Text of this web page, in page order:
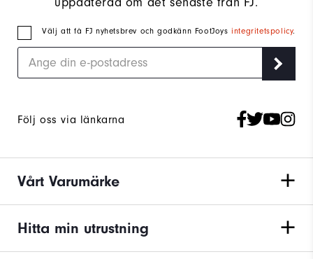
Välj att få FJ nyhetsbrev och godkänn FootJoysintegritetspolicy.
Följ oss via länkarna
Vårt Varumärke
Hitta min utrustning